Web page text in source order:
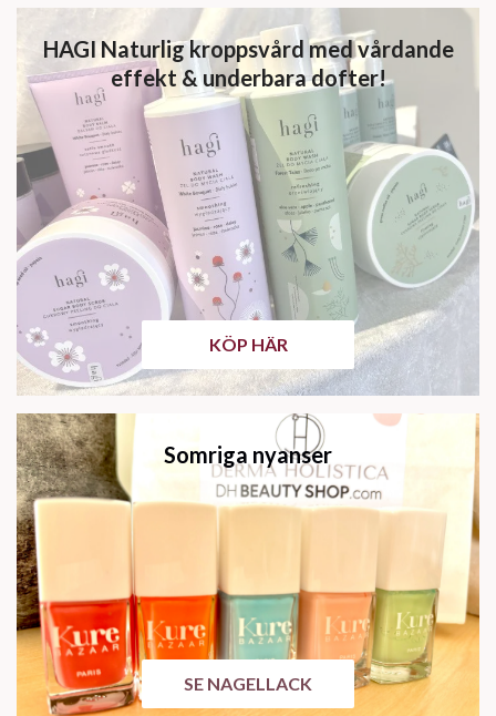
HAGI Naturlig kroppsvård med vårdande
effekt & underbara dofter!
KÖP HÄR
Somriga nyanser
SE NAGELLACK